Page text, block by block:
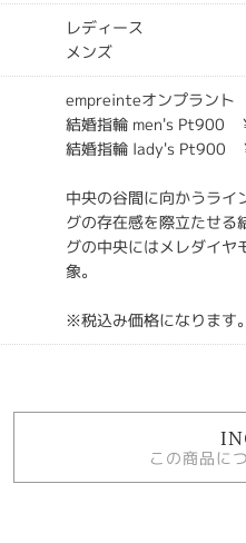
レディース
メンズ
empreinteオンプラント
結婚指輪 men's Pt900
結婚指輪 lady's Pt900
中央の谷間に向かうライ
グの存在感を際立たせる
グの中央にはメレダイヤ
象。
※税込み価格になります。
この商品に